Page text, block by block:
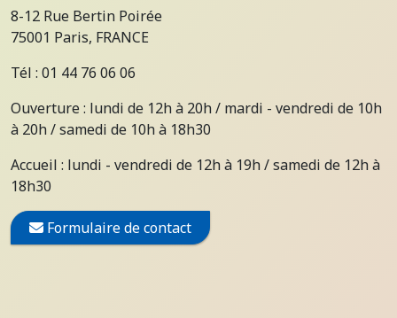
8-12 Rue Bertin Poirée
75001 Paris, FRANCE
Tél : 01 44 76 06 06
Ouverture : lundi de 12h à 20h / mardi - vendredi de 10h
à 20h / samedi de 10h à 18h30
Accueil : lundi - vendredi de 12h à 19h / samedi de 12h à
18h30
Formulaire de contact